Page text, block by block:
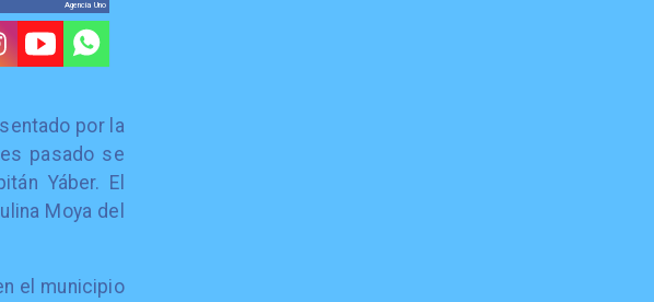
Agencia Uno
por la
pasado se
Yáber. El
Moya del
el municipio